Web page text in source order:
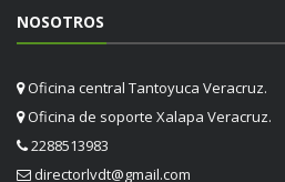
NOSOTROS
Oficina central Tantoyuca Veracruz.
Oficina de soporte Xalapa Veracruz.
2288513983
directorlvdt@gmail.com